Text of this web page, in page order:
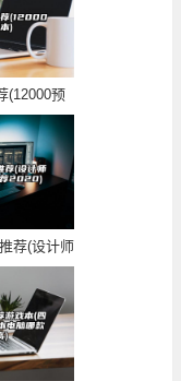
(12000预
荐(设计师